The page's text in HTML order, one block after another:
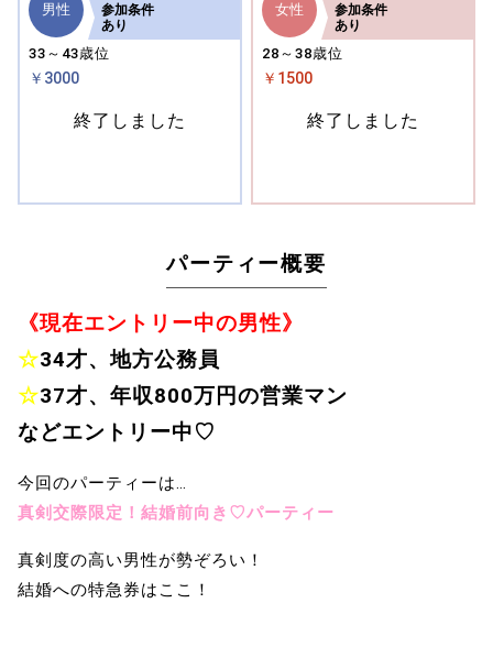
男性
33～43歳位
￥3000
参加条件
あり
終了しました
女性
28～38歳位
￥1500
参加条件
あり
終了しました
パーティー概要
《現在エントリー中の男性》
☆34才、地方公務員
☆37才、年収800万円の営業マン
などエントリー中♡
今回のパーティーは…
真剣交際限定！結婚前向き♡パーティー
真剣度の高い男性が勢ぞろい！
結婚への特急券はここ！